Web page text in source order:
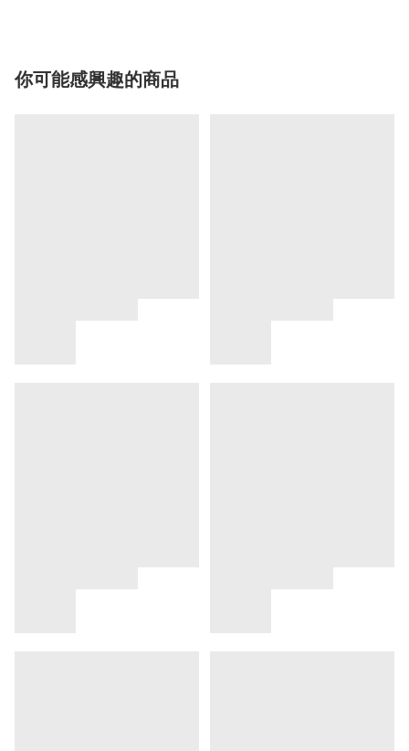
你可能感興趣的商品